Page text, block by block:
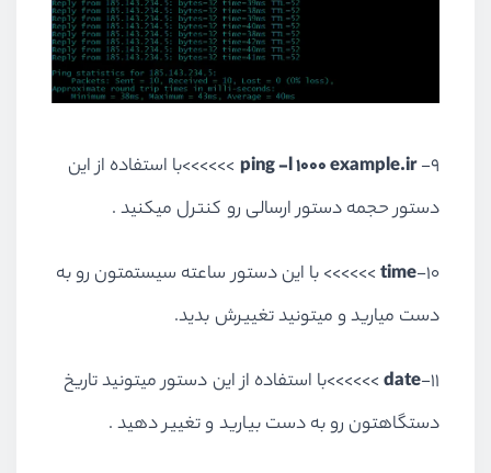
9-
ping -l 1000 example.ir >>>>>>با استفاده از این
دستور حجمه دستور ارسالی رو کنترل میکنید .
10-
time>>>>>> با این دستور ساعته سیستمتون رو به
دست میارید و میتونید تغییرش بدید.
11-
date>>>>>>با استفاده از این دستور میتونید تاریخ
دستگاهتون رو به دست بیارید و تغییر دهید .